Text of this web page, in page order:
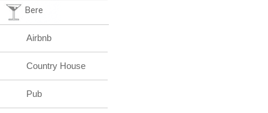
Bere
Airbnb
Country House
Pub